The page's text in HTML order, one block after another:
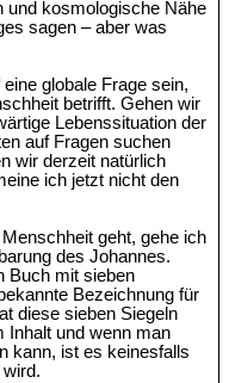
und kosmologische Nähe
sagen – aber was
globale Frage sein,
betrifft. Gehen wir
Lebenssituation der
auf Fragen suchen
wir derzeit natürlich
ich jetzt nicht den
geht, gehe ich
des Johannes.
Buch mit sieben
Bezeichnung für
diese sieben Siegeln
Inhalt und wenn man
kann, ist es keinesfalls